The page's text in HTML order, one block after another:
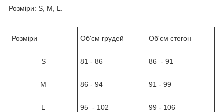
Розміри: S, M, L.
Розміри Об'єм грудей Об'єм стегон
S 81 - 86 86 - 91
М 86 - 94 91 - 99
L 95 - 102 99 - 106